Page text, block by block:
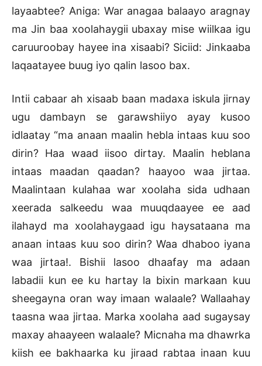
layaabtee? Aniga: War anagaa balaayo aragnay
ma Jin baa xoolahaygii ubaxay mise wiilkaa igu
caruuroobay hayee ina xisaabi? Siciid: Jinkaaba
laqaatayee buug iyo qalin lasoo bax.
Intii cabaar ah xisaab baan madaxa iskula jirnay
ugu dambayn se garawshiiyo ayay kusoo
idlaatay “ma anaan maalin hebla intaas kuu soo
dirin? Haa waad iisoo dirtay. Maalin heblana
intaas maadan qaadan? haayoo waa jirtaa.
Maalintaan kulahaa war xoolaha sida udhaan
xeerada salkeedu waa muuqdaayee ee aad
ilahayd ma xoolahaygaad igu haysataana ma
anaan intaas kuu soo dirin? Waa dhaboo iyana
waa jirtaa!. Bishii lasoo dhaafay ma adaan
labadii kun ee ku hartay la bixin markaan kuu
sheegayna oran way imaan walaale? Wallaahay
taasna waa jirtaa. Marka xoolaha aad sugaysay
maxay ahaayeen walaale? Micnaha ma dhawrka
kiish ee bakhaarka ku jiraad rabtaa inaan kuu